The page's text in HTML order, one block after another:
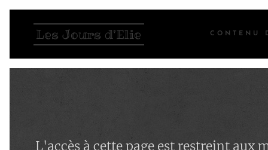
Les Jours d'Elie CONTENU
L'accès à cette page est restreint aux